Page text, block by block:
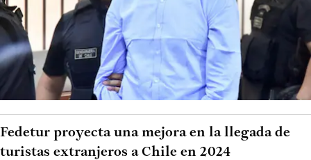
Fedetur proyecta una mejora en la llegada de
turistas extranjeros a Chile en 2024